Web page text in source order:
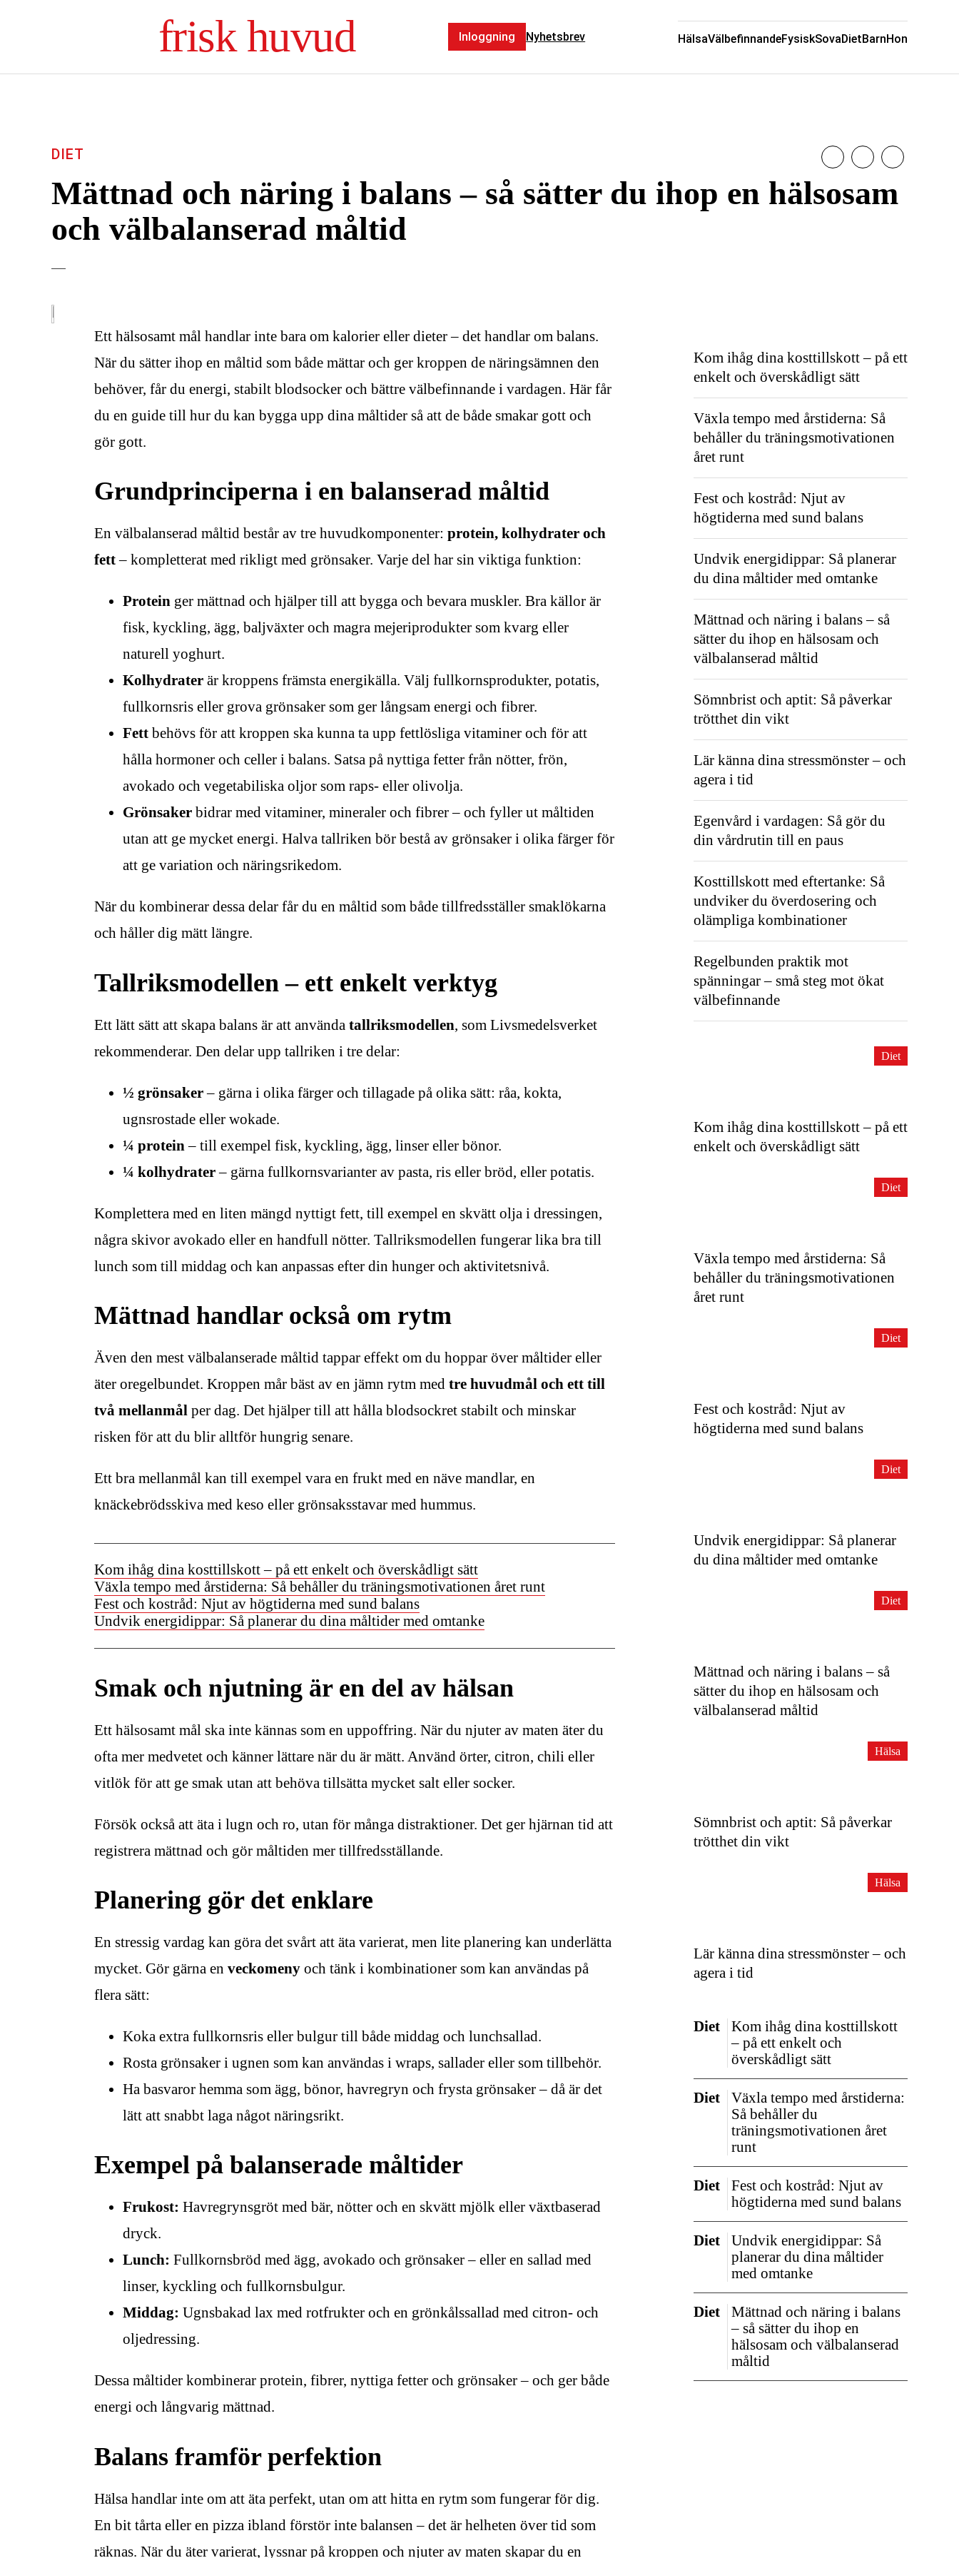
frisk huvud HälsaVälbefinnandeFysiskSovaDietBarnHon
Inloggning Nyhetsbrev
Mättnad och näring i balans – så sätter du ihop en hälsosam
och välbalanserad måltid
DIET
Ett hälsosamt mål handlar inte bara om kalorier eller dieter – det handlar om balans.
När du sätter ihop en måltid som både mättar och ger kroppen de näringsämnen den
behöver, får du energi, stabilt blodsocker och bättre välbefinnande i vardagen. Här får
du en guide till hur du kan bygga upp dina måltider så att de både smakar gott och
gör gott.
Grundprinciperna i en balanserad måltid
En välbalanserad måltid består av tre huvudkomponenter: protein, kolhydrater och
fett– kompletterat med rikligt med grönsaker. Varje del har sin viktiga funktion:
Protein ger mättnad och hjälper till att bygga och bevara muskler. Bra källor är
fisk, kyckling, ägg, baljväxter och magra mejeriprodukter som kvarg eller
naturell yoghurt.
Kolhydrater är kroppens främsta energikälla. Välj fullkornsprodukter, potatis,
fullkornsris eller grova grönsaker som ger långsam energi och fibrer.
Fett behövs för att kroppen ska kunna ta upp fettlösliga vitaminer och för att
hålla hormoner och celler i balans. Satsa på nyttiga fetter från nötter, frön,
avokado och vegetabiliska oljor som raps- eller olivolja.
Grönsaker bidrar med vitaminer, mineraler och fibrer – och fyller ut måltiden
utan att ge mycket energi. Halva tallriken bör bestå av grönsaker i olika färger för
att ge variation och näringsrikedom.
När du kombinerar dessa delar får du en måltid som både tillfredsställer smaklökarna
och håller dig mätt längre.
Tallriksmodellen – ett enkelt verktyg
Ett lätt sätt att skapa balans är att använda tallriksmodellen, som Livsmedelsverket
rekommenderar. Den delar upp tallriken i tre delar:
½ grönsaker– gärna i olika färger och tillagade på olika sätt: råa, kokta,
ugnsrostade eller wokade.
¼ protein – till exempel fisk, kyckling, ägg, linser eller bönor.
¼ kolhydrater– gärna fullkornsvarianter av pasta, ris eller bröd, eller potatis.
Komplettera med en liten mängd nyttigt fett, till exempel en skvätt olja i dressingen,
några skivor avokado eller en handfull nötter. Tallriksmodellen fungerar lika bra till
lunch som till middag och kan anpassas efter din hunger och aktivitetsnivå.
Mättnad handlar också om rytm
Även den mest välbalanserade måltid tappar effekt om du hoppar över måltider eller
äter oregelbundet. Kroppen mår bäst av en jämn rytm med tre huvudmål och ett till
två mellanmål per dag. Det hjälper till att hålla blodsockret stabilt och minskar
risken för att du blir alltför hungrig senare.
Ett bra mellanmål kan till exempel vara en frukt med en näve mandlar, en
knäckebrödsskiva med keso eller grönsaksstavar med hummus.
Kom ihåg dina kosttillskott – på ett enkelt och överskådligt sätt
Växla tempo med årstiderna: Så behåller du träningsmotivationen året runt
Fest och kostråd: Njut av högtiderna med sund balans
Undvik energidippar: Så planerar du dina måltider med omtanke
Smak och njutning är en del av hälsan
Ett hälsosamt mål ska inte kännas som en uppoffring. När du njuter av maten äter du
ofta mer medvetet och känner lättare när du är mätt. Använd örter, citron, chili eller
vitlök för att ge smak utan att behöva tillsätta mycket salt eller socker.
Försök också att äta i lugn och ro, utan för många distraktioner. Det ger hjärnan tid att
registrera mättnad och gör måltiden mer tillfredsställande.
Planering gör det enklare
En stressig vardag kan göra det svårt att äta varierat, men lite planering kan underlätta
mycket. Gör gärna en veckomeny och tänk i kombinationer som kan användas på
flera sätt:
Koka extra fullkornsris eller bulgur till både middag och lunchsallad.
Rosta grönsaker i ugnen som kan användas i wraps, sallader eller som tillbehör.
Ha basvaror hemma som ägg, bönor, havregryn och frysta grönsaker – då är det
lätt att snabbt laga något näringsrikt.
Exempel på balanserade måltider
Frukost: Havregrynsgröt med bär, nötter och en skvätt mjölk eller växtbaserad
dryck.
Lunch: Fullkornsbröd med ägg, avokado och grönsaker – eller en sallad med
linser, kyckling och fullkornsbulgur.
Middag: Ugnsbakad lax med rotfrukter och en grönkålssallad med citron- och
oljedressing.
Dessa måltider kombinerar protein, fibrer, nyttiga fetter och grönsaker – och ger både
energi och långvarig mättnad.
Balans framför perfektion
Hälsa handlar inte om att äta perfekt, utan om att hitta en rytm som fungerar för dig.
En bit tårta eller en pizza ibland förstör inte balansen – det är helheten över tid som
räknas. När du äter varierat, lyssnar på kroppen och njuter av maten skapar du en
Kom ihåg dina kosttillskott – på ett
enkelt och överskådligt sätt
Växla tempo med årstiderna: Så
behåller du träningsmotivationen
året runt
Fest och kostråd: Njut av
högtiderna med sund balans
Undvik energidippar: Så planerar
du dina måltider med omtanke
Mättnad och näring i balans – så
sätter du ihop en hälsosam och
välbalanserad måltid
Sömnbrist och aptit: Så påverkar
trötthet din vikt
Lär känna dina stressmönster – och
agera i tid
Egenvård i vardagen: Så gör du
din vårdrutin till en paus
Kosttillskott med eftertanke: Så
undviker du överdosering och
olämpliga kombinationer
Regelbunden praktik mot
spänningar – små steg mot ökat
välbefinnande
Kom ihåg dina kosttillskott – på ett
enkelt och överskådligt sätt
Diet
Växla tempo med årstiderna: Så
behåller du träningsmotivationen
året runt
Diet
Fest och kostråd: Njut av
högtiderna med sund balans
Diet
Undvik energidippar: Så planerar
du dina måltider med omtanke
Diet
Mättnad och näring i balans – så
sätter du ihop en hälsosam och
välbalanserad måltid
Diet
Sömnbrist och aptit: Så påverkar
trötthet din vikt
Hälsa
Lär känna dina stressmönster – och
agera i tid
Hälsa
Kom ihåg dina kosttillskott
– på ett enkelt och
överskådligt sätt
Diet
Växla tempo med årstiderna:
Så behåller du
träningsmotivationen året
runt
Diet
Fest och kostråd: Njut av
högtiderna med sund balans
Diet
Undvik energidippar: Så
planerar du dina måltider
med omtanke
Diet
Mättnad och näring i balans
– så sätter du ihop en
hälsosam och välbalanserad
måltid
Diet